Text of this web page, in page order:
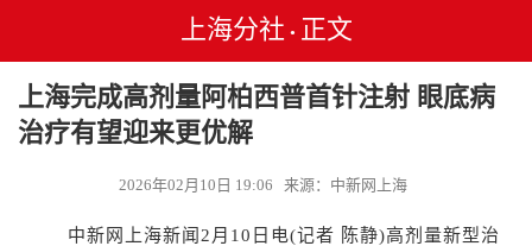
上海分社 • 正文
上海完成高剂量阿柏西普首针注射 眼底病
治疗有望迎来更优解
2026年02月10日 19:06 来源：中新网上海
中新网上海新闻2月10日电(记者 陈静)高剂量新型治